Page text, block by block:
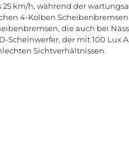
km/h, während der
4-Kolben
die auch bei
der mit 100
Sichtverhältnissen.